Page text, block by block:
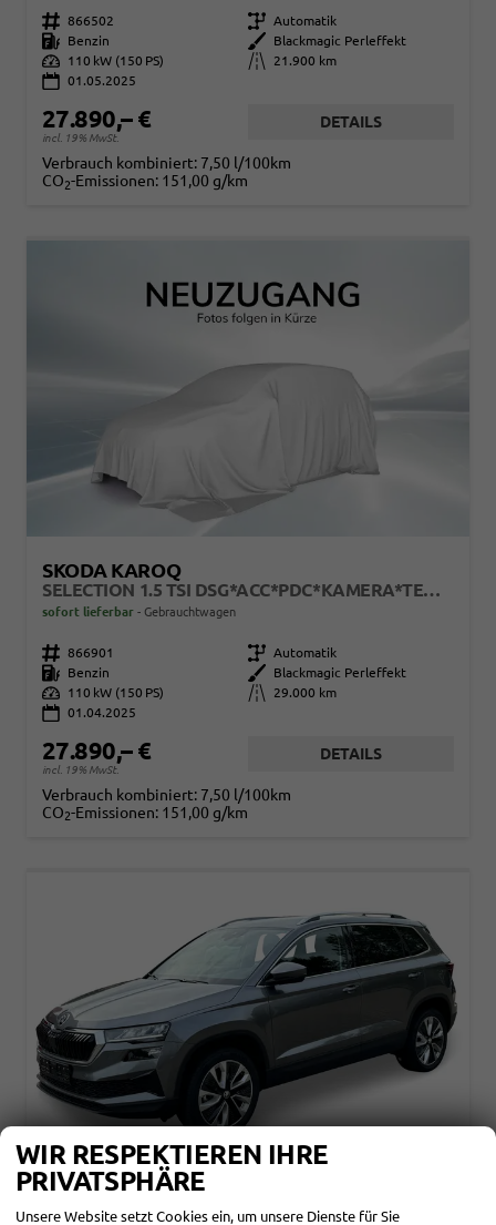
Fahrzeugnr. 866502 Getriebe Automatik
Kraftstoff
Benzin Außenfarbe
Blackmagic Perleffekt
Leistung
110 kW (150 PS) Kilometerstand
21.900 km
01.05.2025
27.890,– €
incl. 19% MwSt.
DETAILS
Verbrauch kombiniert: 7,50 l/100km
CO2-Emissionen: 151,00 g/km
SKODA KAROQ
SELECTION 1.5 TSI DSG*ACC*PDC*KAMERA*TEMPOMAT*LED*SMARTLINK*KLIMA*RADIO*17-ZOLL
sofort lieferbar Gebrauchtwagen
Fahrzeugnr. 866901 Getriebe Automatik
Kraftstoff
Benzin Außenfarbe
Blackmagic Perleffekt
Leistung
110 kW (150 PS) Kilometerstand
29.000 km
01.04.2025
27.890,– €
incl. 19% MwSt.
DETAILS
Verbrauch kombiniert: 7,50 l/100km
CO2-Emissionen: 151,00 g/km
WIR RESPEKTIEREN IHRE
PRIVATSPHÄRE
Unsere Website setzt Cookies ein, um unsere Dienste für Sie